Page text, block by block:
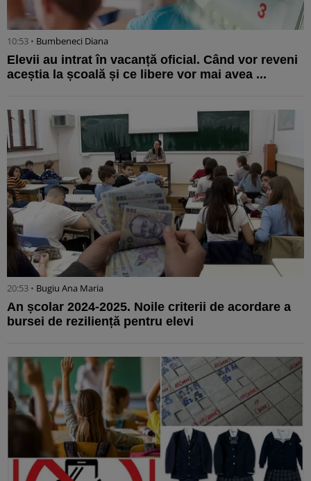
10:53 • Bumbeneci Diana
Elevii au intrat în vacanță oficial. Când vor reveni
aceștia la școală și ce libere vor mai avea ...
20:53 • Bugiu ⁠Ana Maria
An școlar 2024-2025. Noile criterii de acordare a
bursei de reziliență pentru elevi